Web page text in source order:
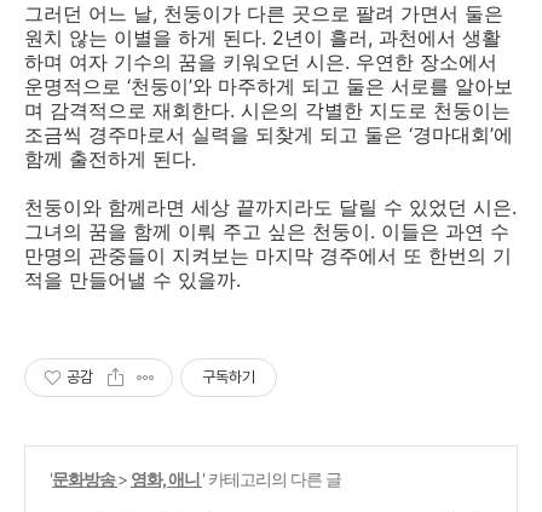
그러던 어느 날, 천둥이가 다른 곳으로 팔려 가면서 둘은
원치 않는 이별을 하게 된다. 2년이 흘러, 과천에서 생활
하며 여자 기수의 꿈을 키워오던 시은. 우연한 장소에서
운명적으로 ‘천둥이’와 마주하게 되고 둘은 서로를 알아보
며 감격적으로 재회한다. 시은의 각별한 지도로 천둥이는
조금씩 경주마로서 실력을 되찾게 되고 둘은 ‘경마대회’에
함께 출전하게 된다.
천둥이와 함께라면 세상 끝까지라도 달릴 수 있었던 시은.
그녀의 꿈을 함께 이뤄 주고 싶은 천둥이. 이들은 과연 수
만명의 관중들이 지켜보는 마지막 경주에서 또 한번의 기
적을 만들어낼 수 있을까.
공감 구독하기
'문화방송> 영화, 애니' 카테고리의 다른 글